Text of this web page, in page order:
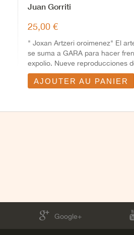
Juan Gorriti
25,00 €
" Joxan Artzeri oroimenez" El
se suma a GARA para hacer
expolio. Nueve reproducciones
AJOUTER AU PANIER
Google+